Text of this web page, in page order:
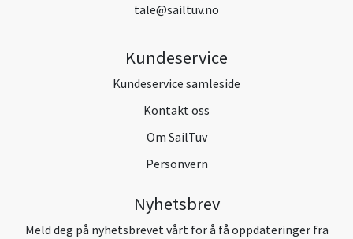
tale@sailtuv.no
Kundeservice
Kundeservice samleside
Kontakt oss
Om SailTuv
Personvern
Nyhetsbrev
Meld deg på nyhetsbrevet vårt for å få oppdateringer fra